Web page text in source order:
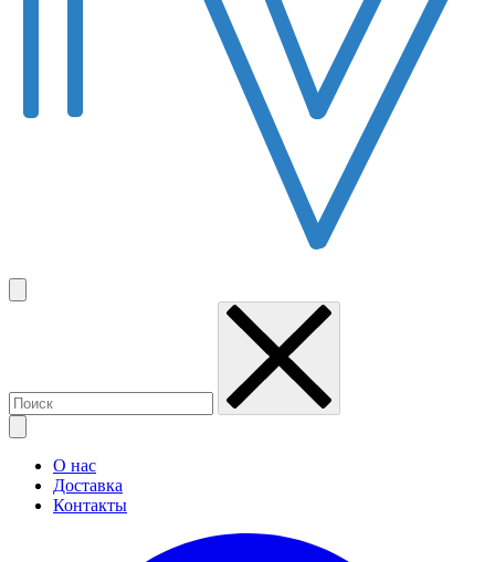
О нас
Доставка
Контакты